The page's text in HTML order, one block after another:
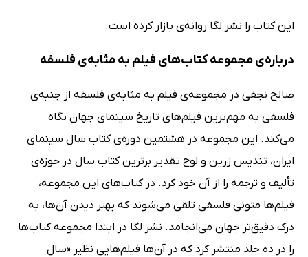
این کتاب را نشر لگا روانه‌ی بازار کرده است.
درباره‌ی مجموعه‌ کتاب‌های فیلم به‌ مثابه‌ی فلسفه
صالح نجفی در مجموعه‌ی فیلم به مثابه‌ی فلسفه از جنبه‌ی
فلسفی به مهم‌ترین فیلم‌های تاریخ سینمای جهان نگاه
می‌کند. این مجموعه در هشتمین دوره‌ی کتاب سال سینمای
ایران، تندیس زرین و لوح تقدیر برترین کتاب سال در حوزه‌‌ی
تألیف و ترجمه را از آن خود کرد. در کتاب‌های این مجموعه،
فیلم‌ها متونی فلسفی تلقی می‌شوند که بهتر دیدن آن‌ها، به
درک دقیق‌تر جهان می‌انجامد. نشر لگا در ابتدا مجموعه کتاب‌ها
را در ده جلد منتشر کرد که در آن‌ها فیلم‌هایی نظیر «سال